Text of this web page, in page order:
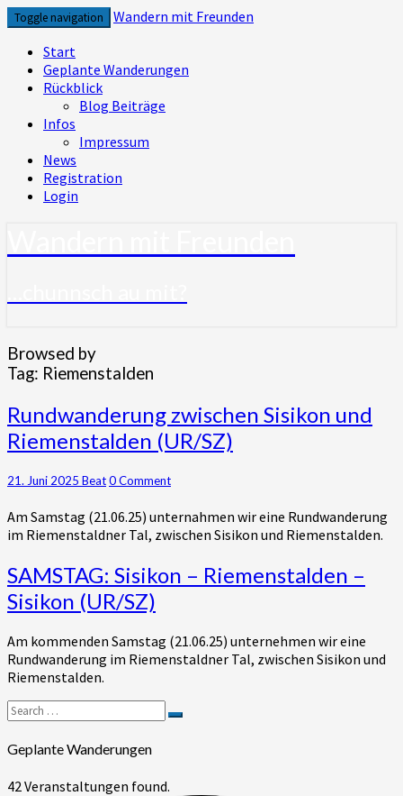
Skip
to
content
Toggle navigation
Wandern mit Freunden
Start
Geplante Wanderungen
Rückblick
Blog Beiträge
Infos
Impressum
News
Registration
Login
Browsed by
Tag: Riemenstalden
Rundwanderung
zwischen
Sisikon
Riemenstalden
Rundwanderung zwischen Sisikon und
Riemenstalden (UR/SZ)
21. Juni 2025 BeatComments
0 Comment
Am Samstag (21.06.25) unternahmen wir eine Rundwanderung
im Riemenstaldner Tal, zwischen Sisikon und Riemenstalden.
SAMSTAG:
Sisikon
–
–
Sisikon
(UR/SZ)
SAMSTAG: Sisikon – Riemenstalden –
Sisikon (UR/SZ)
Am kommenden Samstag (21.06.25) unternehmen wir eine
Rundwanderung im Riemenstaldner Tal, zwischen Sisikon und
Riemenstalden.
Search
for:
Search
Geplante Wanderungen
42 Veranstaltungen found.